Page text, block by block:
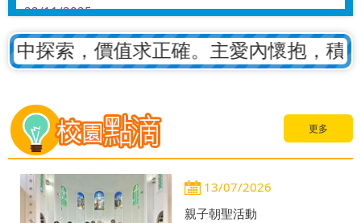
22/11/2025
21/10/2025
校友重聚日 Homecoming Day 2025
招收2026至2027年度小一新生
25/08/2025
繽紛童樂探索日 Have a Sparkling Day
18/07/2025
2024/25升中派位結果
探索，價值求正確。主愛內懷抱，積極
更多
13/07/2026
親子朝聖活動